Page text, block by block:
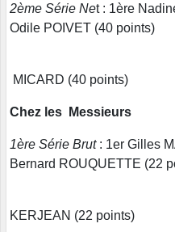
2ème Série Net : 1ère
Odile POIVET (40 points)
et
MICARD (40 points)
Chez les Messieurs
1ère Série Brut: 1er Gilles
Bernard ROUQUETTE (22
et
KERJEAN (22 points)